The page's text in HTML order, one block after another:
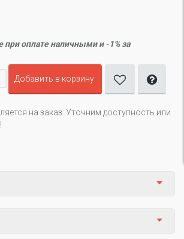
при оплате наличными и -1% за
Добавить в корзину
на заказ. Уточним доступность или